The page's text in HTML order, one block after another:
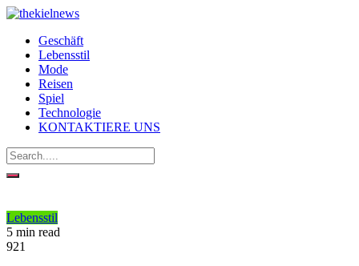
Geschäft
Lebensstil
Mode
Reisen
Spiel
Technologie
KONTAKTIERE UNS
Lebensstil
5 min read
921